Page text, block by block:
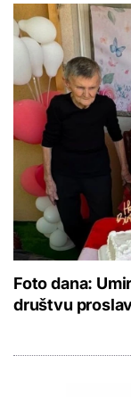
Foto dana:
društvu